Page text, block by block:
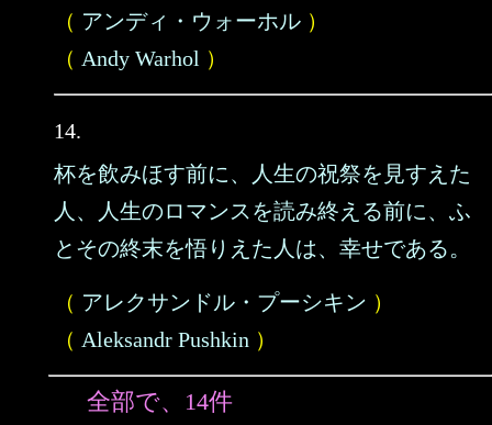
（ アンディ・ウォーホル ）
（ Andy Warhol ）
14.
杯を飲みほす前に、人生の祝祭を見すえた
人、人生のロマンスを読み終える前に、ふ
とその終末を悟りえた人は、幸せである。
（ アレクサンドル・プーシキン ）
（ Aleksandr Pushkin ）
全部で、14件